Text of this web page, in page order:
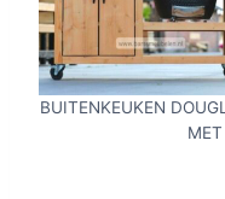
BUITENKEUKEN